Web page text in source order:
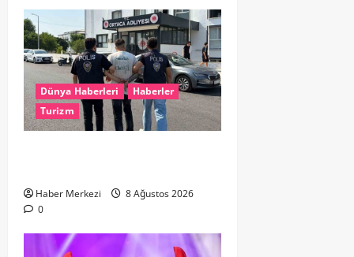
Dünya Haberleri
Haberler
Turizm
Haber Merkezi
8 Ağustos 2026
0